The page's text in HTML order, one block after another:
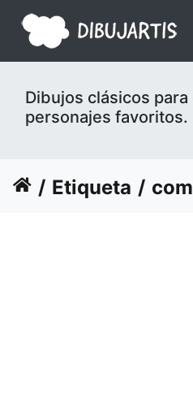
Dibujos clásicos
personajes favoritos.
Etiqueta